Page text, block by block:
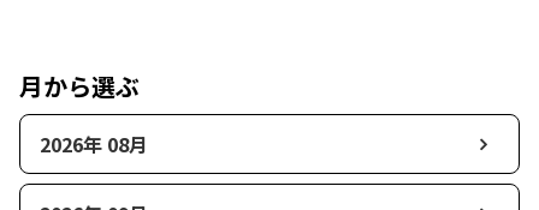
月から選ぶ
2026年 08月